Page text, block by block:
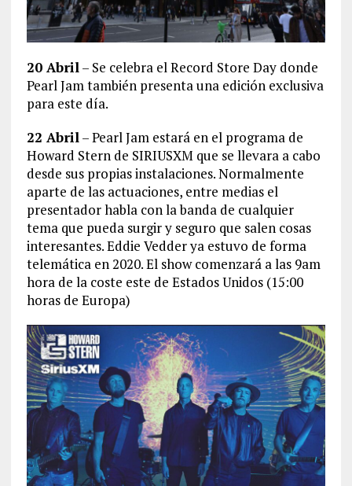
20 Abril – Se celebra el Record Store Day donde
Pearl Jam también presenta una edición exclusiva
para este día.
22 Abril – Pearl Jam estará en el programa de
Howard Stern de SIRIUSXM que se llevara a cabo
desde sus propias instalaciones. Normalmente
aparte de las actuaciones, entre medias el
presentador habla con la banda de cualquier
tema que pueda surgir y seguro que salen cosas
interesantes. Eddie Vedder ya estuvo de forma
telemática en 2020. El show comenzará a las 9am
hora de la coste este de Estados Unidos (15:00
horas de Europa)